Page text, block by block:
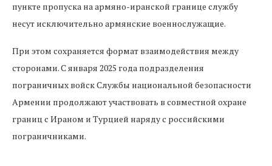
пункте пропуска на армяно-иранской границе службу
несут исключительно армянские военнослужащие.
При этом сохраняется формат взаимодействия между
сторонами. С января 2025 года подразделения
пограничных войск Службы национальной безопасности
Армении продолжают участвовать в совместной охране
границ с Ираном и Турцией наряду с российскими
пограничниками.